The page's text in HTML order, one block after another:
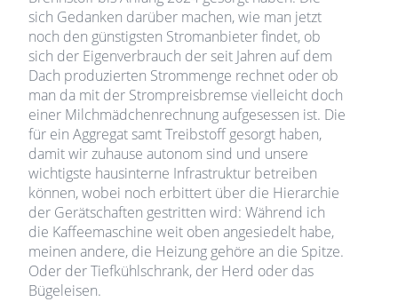
sich Gedanken darüber machen, wie man jetzt
noch den günstigsten Stromanbieter findet, ob
sich der Eigenverbrauch der seit Jahren auf dem
Dach produzierten Strommenge rechnet oder ob
man da mit der Strompreisbremse vielleicht doch
einer Milchmädchenrechnung aufgesessen ist. Die
für ein Aggregat samt Treibstoff gesorgt haben,
damit wir zuhause autonom sind und unsere
wichtigste hausinterne Infrastruktur betreiben
können, wobei noch erbittert über die Hierarchie
der Gerätschaften gestritten wird: Während ich
die Kaffeemaschine weit oben angesiedelt habe,
meinen andere, die Heizung gehöre an die Spitze.
Oder der Tiefkühlschrank, der Herd oder das
Bügeleisen.